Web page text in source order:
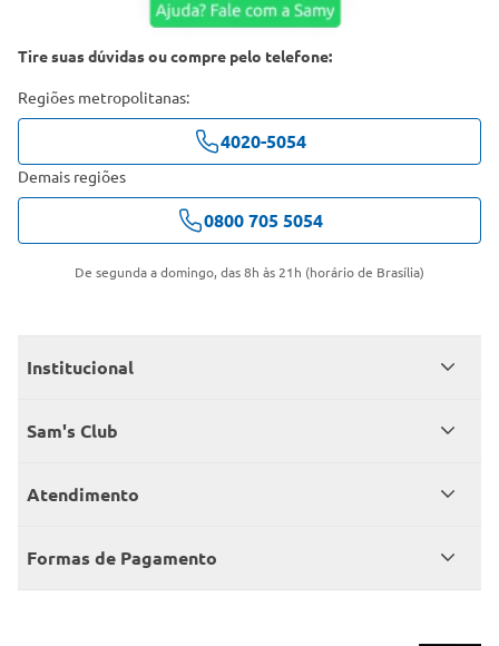
Tire suas dúvidas ou compre pelo telefone:
Regiões metropolitanas:
4020-5054
Demais regiões
0800 705 5054
De segunda a domingo, das 8h às 21h (horário de Brasília)
Institucional
Quem somos
Encontre um Clube
Sam's Club
Seja sócio
Member’s Mark
Atendimento
Fale conosco
Atendimento em libras
Formas de Pagamento